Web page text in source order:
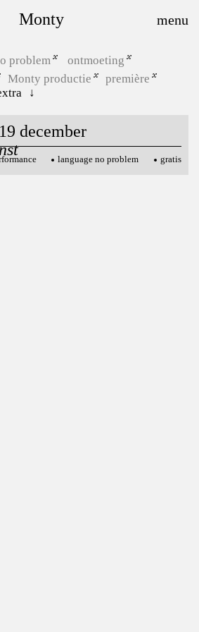
Monty
problem
ontmoeting
Monty productie
première
december
language no problem gratis